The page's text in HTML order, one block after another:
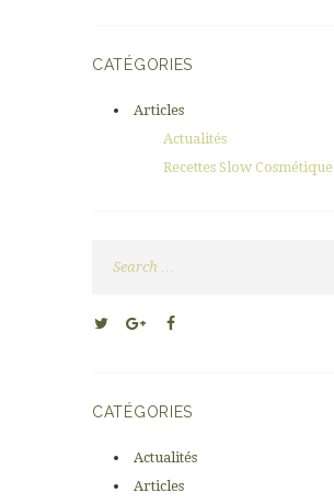
CATÉGORIES
Articles
Actualités
Recettes Slow Cosmétique
CATÉGORIES
Actualités
Articles